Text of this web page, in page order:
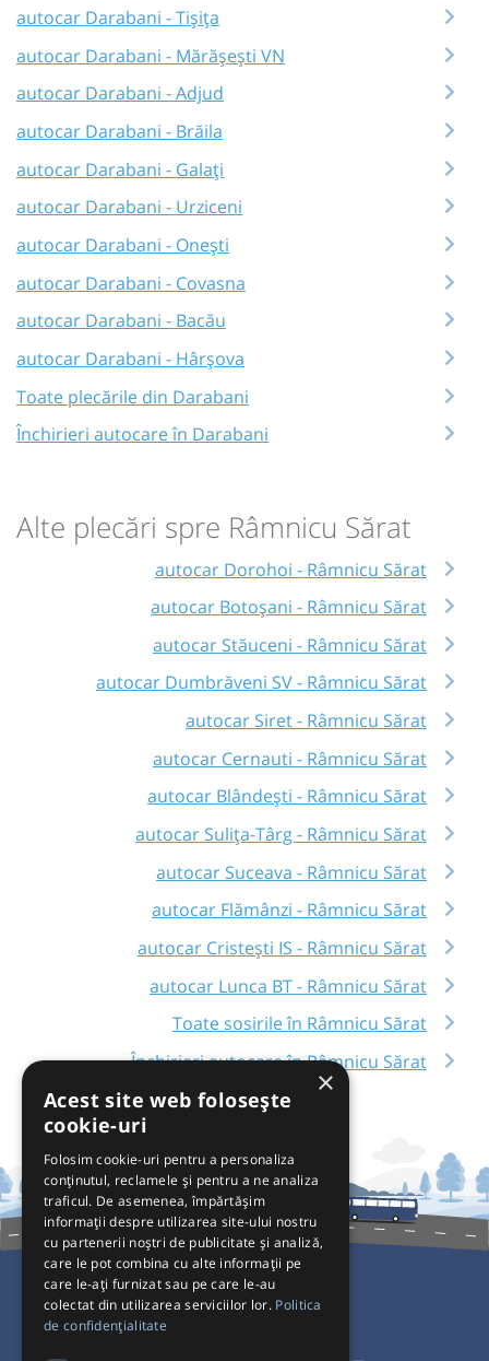
autocar Darabani - Tișița
autocar Darabani - Mărășești VN
autocar Darabani - Adjud
autocar Darabani - Brăila
autocar Darabani - Galați
autocar Darabani - Urziceni
autocar Darabani - Onești
autocar Darabani - Covasna
autocar Darabani - Bacău
autocar Darabani - Hârșova
Toate plecările din Darabani
Închirieri autocare în Darabani
Alte plecări spre Râmnicu Sărat
autocar Dorohoi - Râmnicu Sărat
autocar Botoșani - Râmnicu Sărat
autocar Stăuceni - Râmnicu Sărat
autocar Dumbrăveni SV - Râmnicu Sărat
autocar Siret - Râmnicu Sărat
autocar Cernauti - Râmnicu Sărat
autocar Blândești - Râmnicu Sărat
autocar Sulița-Târg - Râmnicu Sărat
autocar Suceava - Râmnicu Sărat
autocar Flămânzi - Râmnicu Sărat
autocar Cristești IS - Râmnicu Sărat
autocar Lunca BT - Râmnicu Sărat
Toate sosirile în Râmnicu Sărat
Închirieri autocare în Râmnicu Sărat
Pentru Călători
×
Acest site web folosește
cookie-uri
Folosim cookie-uri pentru a personaliza
conținutul, reclamele și pentru a ne analiza
traficul. De asemenea, împărtășim
informații despre utilizarea site-ului nostru
cu partenerii noștri de publicitate și analiză,
care le pot combina cu alte informații pe
care le-ați furnizat sau pe care le-au
colectat din utilizarea serviciilor lor. Politica
de confidențialitate